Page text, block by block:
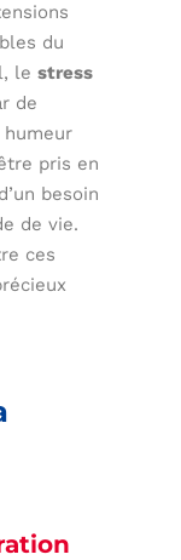
du
lestress
de
humeur
pris en
besoin
de vie.
ces